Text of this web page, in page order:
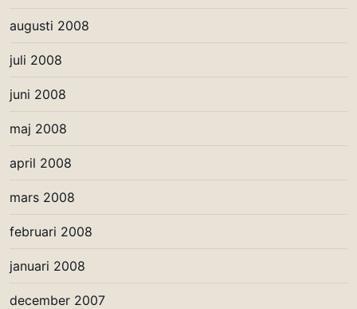
augusti 2008
juli 2008
juni 2008
maj 2008
april 2008
mars 2008
februari 2008
januari 2008
december 2007